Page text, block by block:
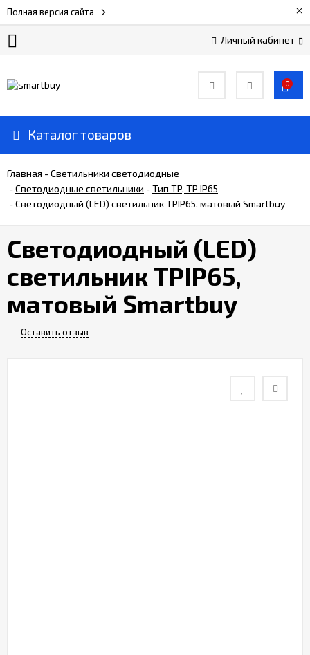
Полная версия сайта ×
Личный кабинет
Прайс-
Доставка
и
оплата
Контакты
0
Каталог товаров
Главная -Светильники светодиодные
-Светодиодные светильники -Тип TP, TP IP65
-Светодиодный (LED) светильник TPIP65, матовый Smartbuy
Светодиодный (LED)
светильник TPIP65,
матовый Smartbuy
Оставить отзыв